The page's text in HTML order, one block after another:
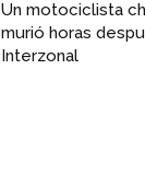
Un motociclista
murió horas
Interzonal